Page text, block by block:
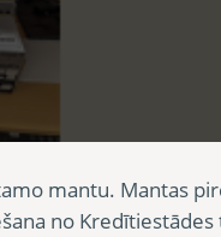
12 PORTmantu. Mantas
no